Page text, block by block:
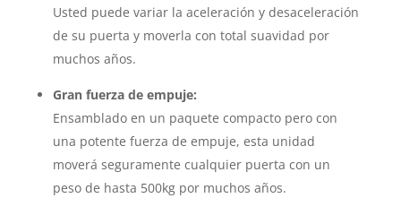
Usted puede variar la aceleración y desaceleración
de su puerta y moverla con total suavidad por
muchos años.
Gran fuerza de empuje:
Ensamblado en un paquete compacto pero con
una potente fuerza de empuje, esta unidad
moverá seguramente cualquier puerta con un
peso de hasta 500kg por muchos años.